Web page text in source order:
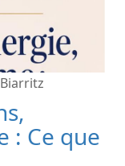
: Ce que